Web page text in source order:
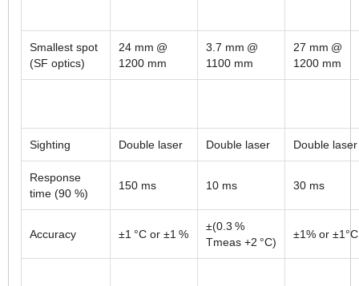
Smallest spot
(SF optics)
24 mm @
1200 mm
3.7 mm @
1100 mm
27 mm @
1200 mm
Sighting Double laser Double laser Double laser
Response
time (90 %)
150 ms 10 ms 30 ms
Accuracy ±1 °C or ±1 %
±(0.3 %
Tmeas +2 °C)
±1% or ±1°C